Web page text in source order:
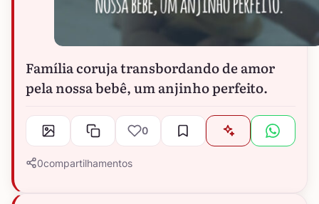
Família coruja transbordando de amor
pela nossa bebê, um anjinho perfeito.
0
0compartilhamentos